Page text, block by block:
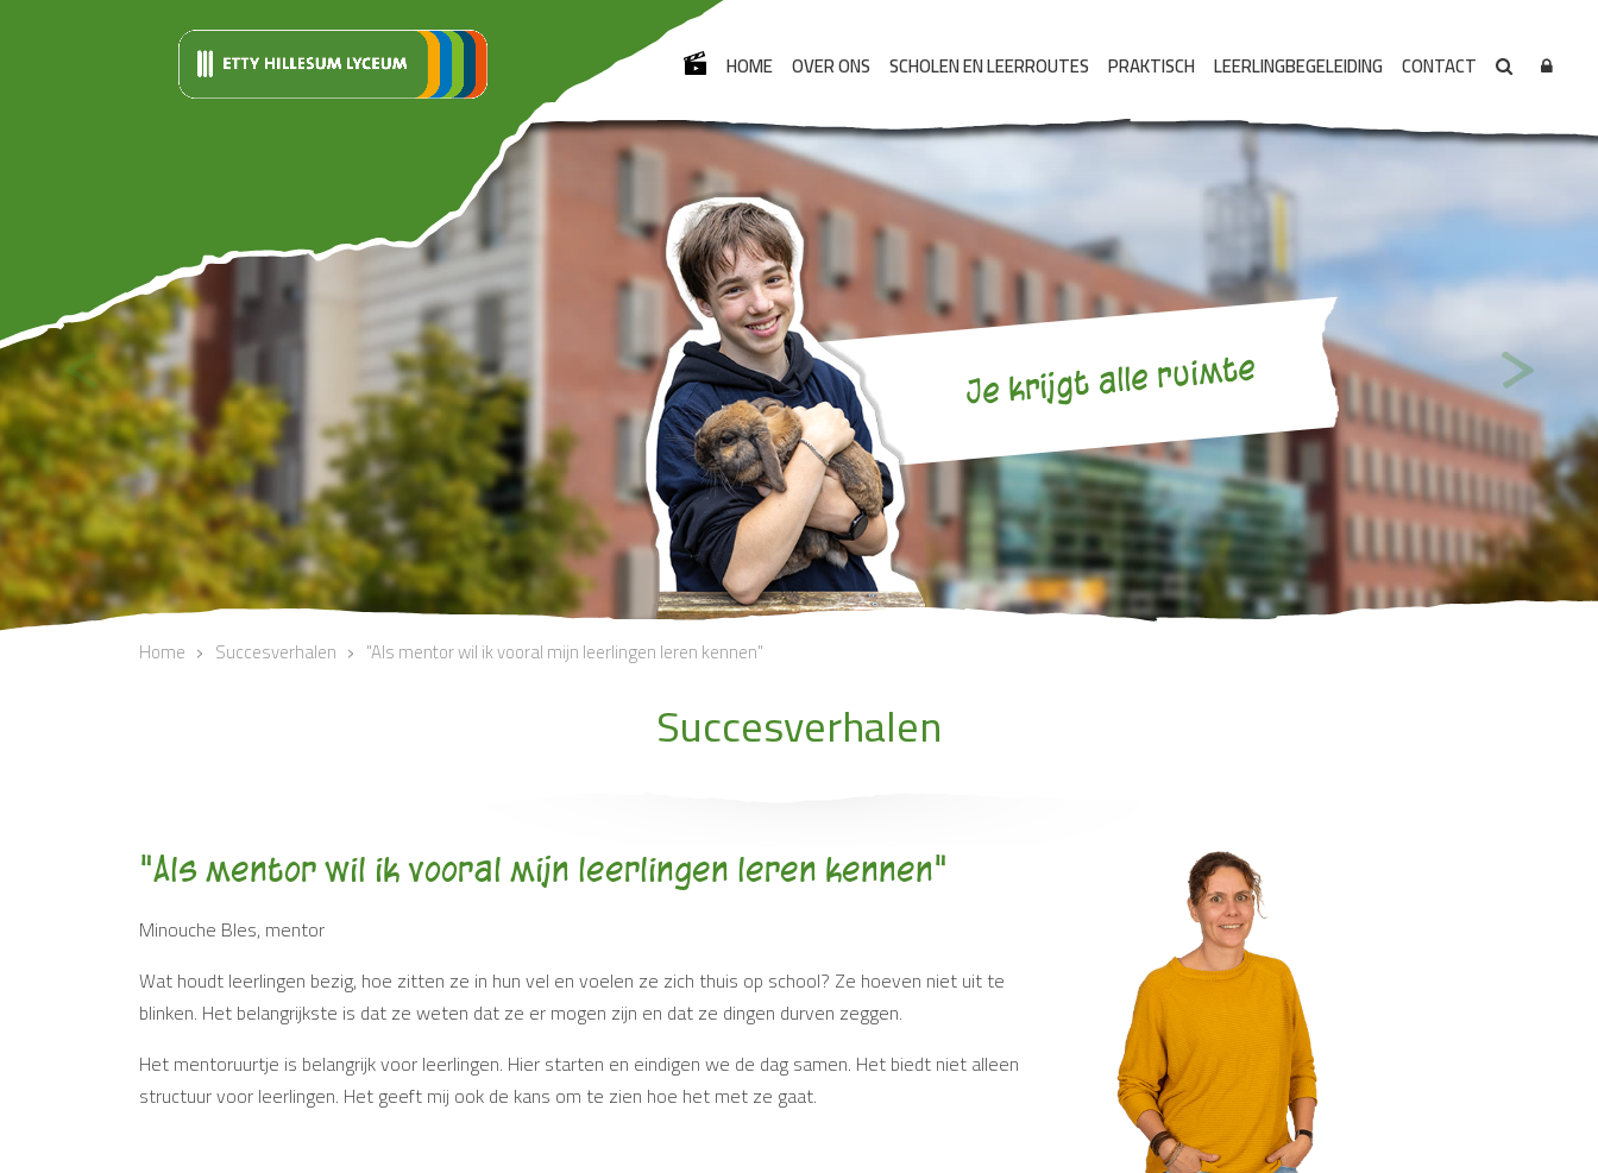
HOME OVER ONS SCHOLEN EN LEERROUTES PRAKTISCH LEERLINGBEGELEIDING CONTACT
Je krijgt alle ruimte
<Vorige >Volgende
Home Succesverhalen "Als mentor wil ik vooral mijn leerlingen leren kennen"
Succesverhalen
"Als mentor wil ik vooral mijn leerlingen leren kennen"
Minouche Bles, mentor
Wat houdt leerlingen bezig, hoe zitten ze in hun vel en voelen ze zich thuis op school? Ze hoeven niet uit te
blinken. Het belangrijkste is dat ze weten dat ze er mogen zijn en dat ze dingen durven zeggen.
Het mentoruurtje is belangrijk voor leerlingen. Hier starten en eindigen we de dag samen. Het biedt niet alleen
structuur voor leerlingen. Het geeft mij ook de kans om te zien hoe het met ze gaat.